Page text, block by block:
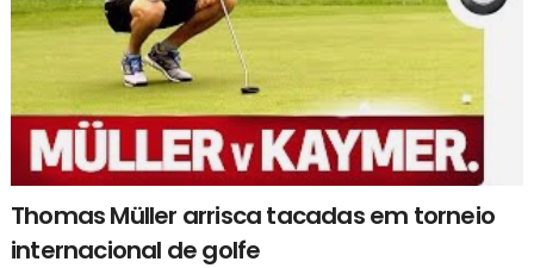
Thomas Müller arrisca tacadas em torneio
internacional de golfe